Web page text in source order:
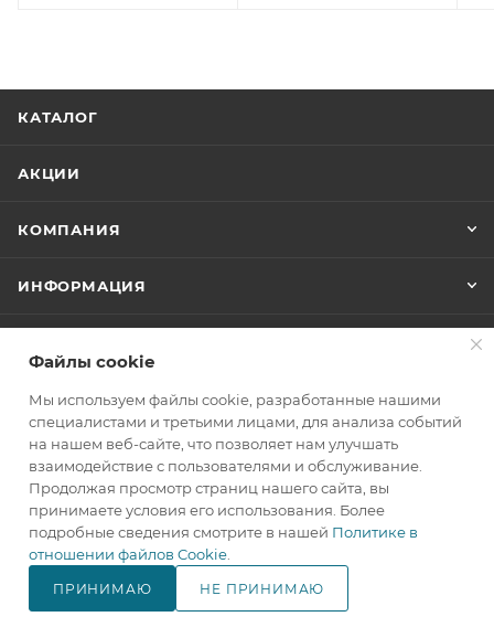
В КОРЗИНУ
КАТАЛОГ
АКЦИИ
КОМПАНИЯ
ИНФОРМАЦИЯ
+7(800)707-67-25
ЗАКАЗАТЬ ЗВОНОК
info@makita.one
105122, г. Москва, м. Черкизовская
(МЦК Локомотив), Щелковское
шоссе дом 3, стр. 1, ТЦ "Город
Хобби", корпус Б, 4 этаж, павильон
Файлы cookie
Мы используем файлы cookie, разработанные нашими
специалистами и третьими лицами, для анализа событий
на нашем веб-сайте, что позволяет нам улучшать
взаимодействие с пользователями и обслуживание.
Продолжая просмотр страниц нашего сайта, вы
принимаете условия его использования. Более
подробные сведения смотрите в нашей Политике в
отношении файлов Cookie
ПРИНИМАЮ НЕ ПРИНИМАЮ